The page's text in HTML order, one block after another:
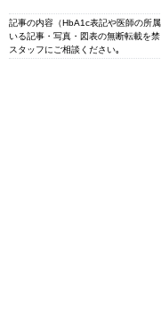
記事の内容（HbA1c表記や医師の所
いる記事・写真・図表の無断転載を
スタッフにご相談ください｡